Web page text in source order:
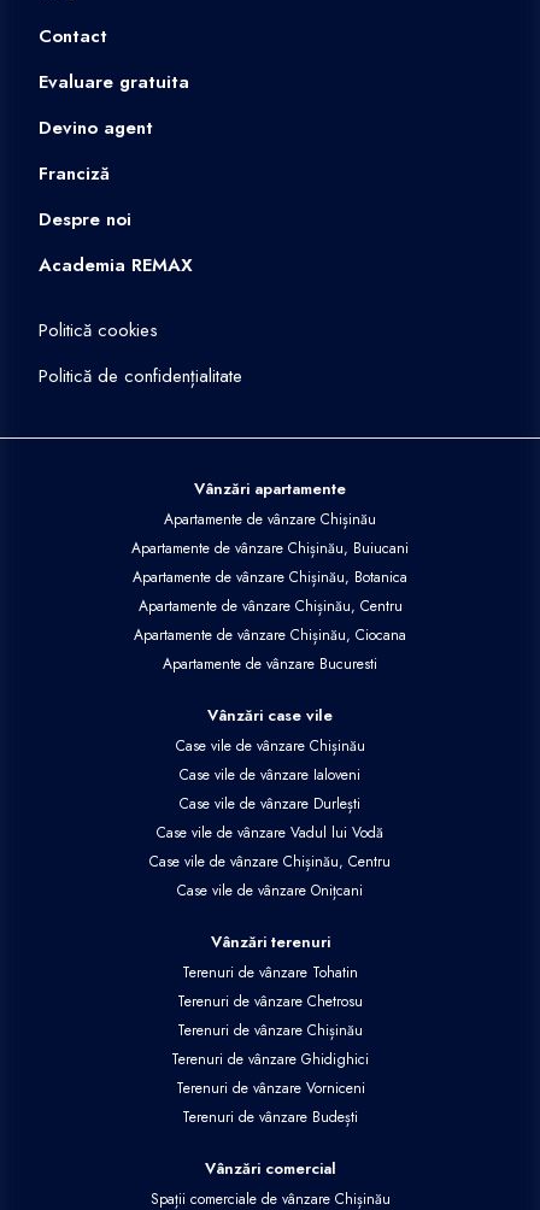
Contact
Evaluare gratuita
Devino agent
Franciză
Despre noi
Academia REMAX
Politică cookies
Politică de confidențialitate
Vânzări apartamente
Apartamente de vânzare Chișinău
Apartamente de vânzare Chișinău, Buiucani
Apartamente de vânzare Chișinău, Botanica
Apartamente de vânzare Chișinău, Centru
Apartamente de vânzare Chișinău, Ciocana
Apartamente de vânzare Bucuresti
Vânzări case vile
Case vile de vânzare Chișinău
Case vile de vânzare Ialoveni
Case vile de vânzare Durlești
Case vile de vânzare Vadul lui Vodă
Case vile de vânzare Chișinău, Centru
Case vile de vânzare Onițcani
Vânzări terenuri
Terenuri de vânzare Tohatin
Terenuri de vânzare Chetrosu
Terenuri de vânzare Chișinău
Terenuri de vânzare Ghidighici
Terenuri de vânzare Vorniceni
Terenuri de vânzare Budești
Vânzări comercial
Spații comerciale de vânzare Chișinău